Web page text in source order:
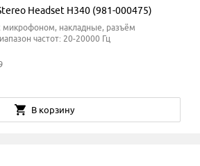
Headset H340 (981-000475)
микрофоном, накладные, разъём
частот: 20-20000 Гц
В корзину